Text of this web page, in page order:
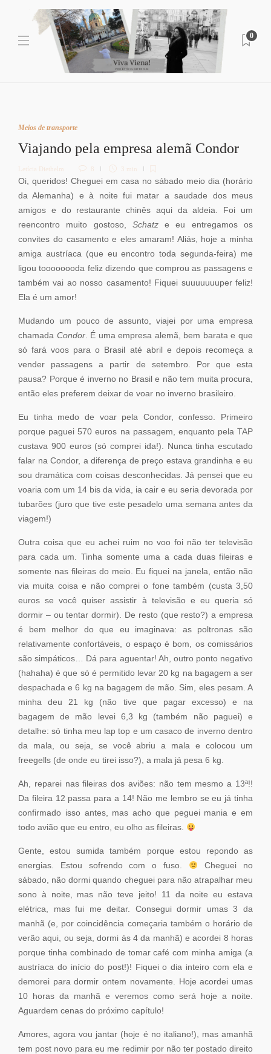
0
Meios de transporte
Viajando pela empresa alemã Condor
Letícia Diethelm 8 3 min
Oi, queridos! Cheguei em casa no sábado meio dia (horário
da Alemanha) e à noite fui matar a saudade dos meus
amigos e do restaurante chinês aqui da aldeia. Foi um
reencontro muito gostoso, Schatze eu entregamos os
convites do casamento e eles amaram! Aliás, hoje a minha
amiga austríaca (que eu encontro toda segunda-feira) me
ligou toooooooda feliz dizendo que comprou as passagens e
também vai ao nosso casamento! Fiquei suuuuuuuper feliz!
Ela é um amor!
Mudando um pouco de assunto, viajei por uma empresa
chamada Condor. É uma empresa alemã, bem barata e que
só fará voos para o Brasil até abril e depois recomeça a
vender passagens a partir de setembro. Por que esta
pausa? Porque é inverno no Brasil e não tem muita procura,
então eles preferem deixar de voar no inverno brasileiro.
Eu tinha medo de voar pela Condor, confesso. Primeiro
porque paguei 570 euros na passagem, enquanto pela TAP
custava 900 euros (só comprei ida!). Nunca tinha escutado
falar na Condor, a diferença de preço estava grandinha e eu
sou dramática com coisas desconhecidas. Já pensei que eu
voaria com um 14 bis da vida, ia cair e eu seria devorada por
tubarões (juro que tive este pesadelo uma semana antes da
viagem!)
Outra coisa que eu achei ruim no voo foi não ter televisão
para cada um. Tinha somente uma a cada duas fileiras e
somente nas fileiras do meio. Eu fiquei na janela, então não
via muita coisa e não comprei o fone também (custa 3,50
euros se você quiser assistir à televisão e eu queria só
dormir – ou tentar dormir). De resto (que resto?) a empresa
é bem melhor do que eu imaginava: as poltronas são
relativamente confortáveis, o espaço é bom, os comissários
são simpáticos… Dá para aguentar! Ah, outro ponto negativo
(hahaha) é que só é permitido levar 20 kg na bagagem a ser
despachada e 6 kg na bagagem de mão. Sim, eles pesam. A
minha deu 21 kg (não tive que pagar excesso) e na
bagagem de mão levei 6,3 kg (também não paguei) e
detalhe: só tinha meu lap top e um casaco de inverno dentro
da mala, ou seja, se você abriu a mala e colocou um
freegells (de onde eu tirei isso?), a mala já pesa 6 kg.
Ah, reparei nas fileiras dos aviões: não tem mesmo a 13ª!!
Da fileira 12 passa para a 14! Não me lembro se eu já tinha
confirmado isso antes, mas acho que peguei mania e em
todo avião que eu entro, eu olho as fileiras.
Gente, estou sumida também porque estou repondo as
energias. Estou sofrendo com o fuso.
Cheguei no
sábado, não dormi quando cheguei para não atrapalhar meu
sono à noite, mas não teve jeito! 11 da noite eu estava
elétrica, mas fui me deitar. Consegui dormir umas 3 da
manhã (e, por coincidência começaria também o horário de
verão aqui, ou seja, dormi às 4 da manhã) e acordei 8 horas
porque tinha combinado de tomar café com minha amiga (a
austríaca do início do post!)! Fiquei o dia inteiro com ela e
demorei para dormir ontem novamente. Hoje acordei umas
10 horas da manhã e veremos como será hoje a noite.
Aguardem cenas do próximo capítulo!
Amores, agora vou jantar (hoje é no italiano!), mas amanhã
tem post novo para eu me redimir por não ter postado direito